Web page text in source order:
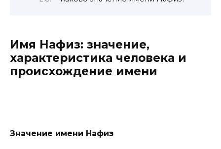
Имя Нафиз: значение,
характеристика человека и
происхождение имени
Значение имени Нафиз